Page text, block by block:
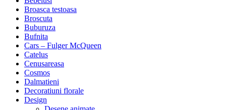
Broasca testoasa
Broscuta
Buburuza
Bufnita
Cars – Fulger McQueen
Catelus
Cenusareasa
Cosmos
Dalmatieni
Decoratiuni florale
Design